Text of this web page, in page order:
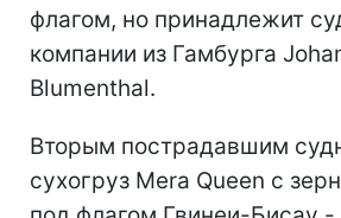
флагом, но принадлежит
компании из Гамбурга
Blumenthal.
Вторым пострадавшим
сухогруз Mera Queen с